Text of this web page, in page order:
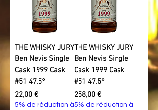
THE WHISKY JURY
Ben Nevis Single
Cask 1999 Cask
#51 47.5°
Prix
22,00 €
5% de réduction à
THE WHISKY JURY
Ben Nevis Single
Cask 1999 Cask
#51 47.5°
Prix
258,00 €
5% de réduction à